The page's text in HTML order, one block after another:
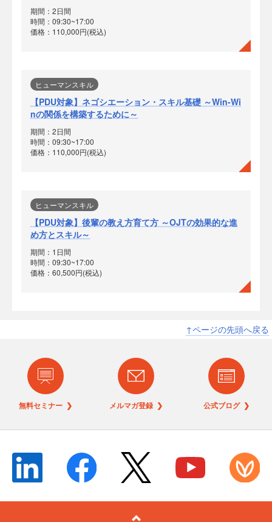
期間：2日間
時間：09:30~17:00
価格：110,000円(税込)
ヒューマンスキル
【PDU対象】ネゴシエーション・スキル基礎 ～Win-Wi
nの関係を構築するために～
期間：2日間
時間：09:30~17:00
価格：110,000円(税込)
ヒューマンスキル
【PDU対象】後輩の教え方育て方 ～OJTの効果的な進
め方とスキル～
期間：1日間
時間：09:30~17:00
価格：60,500円(税込)
↑ページの先頭へ戻る
無料セミナー ❯ メルマガ登録 ❯ 公式ブログ ❯